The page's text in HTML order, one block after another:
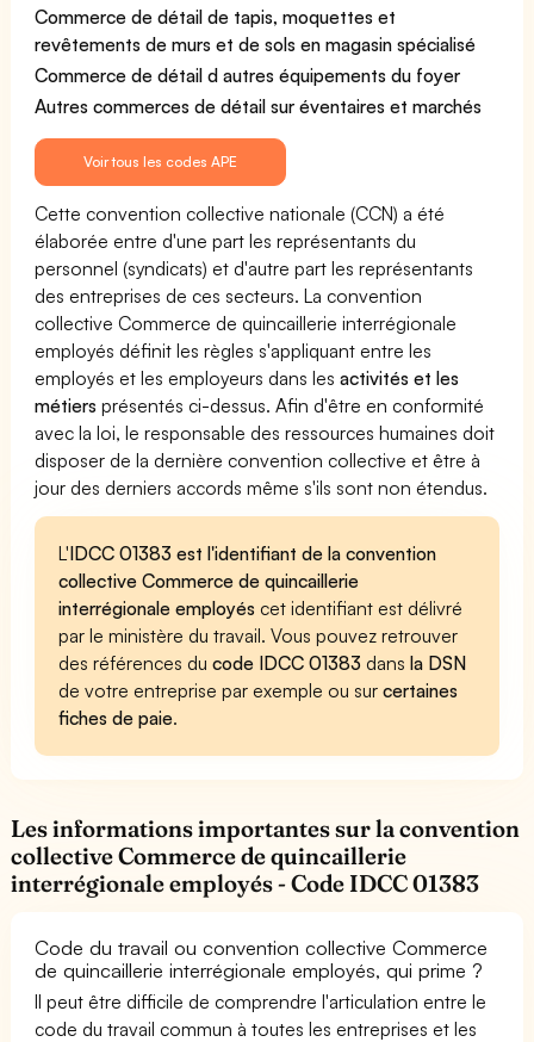
Commerce de détail de tapis, moquettes et
revêtements de murs et de sols en magasin spécialisé
Commerce de détail d autres équipements du foyer
Autres commerces de détail sur éventaires et marchés
Voir tous les codes APE
Cette convention collective nationale (CCN) a été
élaborée entre d'une part les représentants du
personnel (syndicats) et d'autre part les représentants
des entreprises de ces secteurs. La convention
collective Commerce de quincaillerie interrégionale
employés définit les règles s'appliquant entre les
employés et les employeurs dans lesactivités et les
métiers présentés ci-dessus. Afin d'être en conformité
avec la loi, le responsable des ressources humaines doit
disposer de la dernière convention collective et être à
jour des derniers accords même s'ils sont non étendus.
L'IDCC 01383 est l'identifiant de la convention
collective Commerce de quincaillerie
interrégionale employés cet identifiant est délivré
par le ministère du travail. Vous pouvez retrouver
des références ducode IDCC 01383 dansla DSN
de votre entreprise par exemple ou surcertaines
fiches de paie.
Les informations importantes sur la convention
collective Commerce de quincaillerie
interrégionale employés - Code IDCC 01383
Code du travail ou convention collective Commerce
de quincaillerie interrégionale employés, qui prime ?
Il peut être difficile de comprendre l'articulation entre le
code du travail commun à toutes les entreprises et les